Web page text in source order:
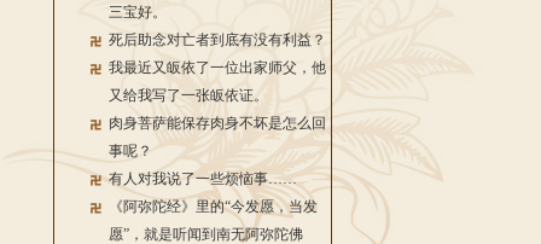
三宝好。
死后助念对亡者到底有没有利益？
我最近又皈依了一位出家师父，他
又给我写了一张皈依证。
肉身菩萨能保存肉身不坏是怎么回
事呢？
有人对我说了一些烦恼事……
《阿弥陀经》里的“今发愿，当发
愿”，就是听闻到南无阿弥陀佛